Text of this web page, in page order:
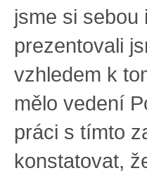
jsme si sebou
prezentovali
vzhledem k
mělo vedení
práci s tímto
konstatovat,